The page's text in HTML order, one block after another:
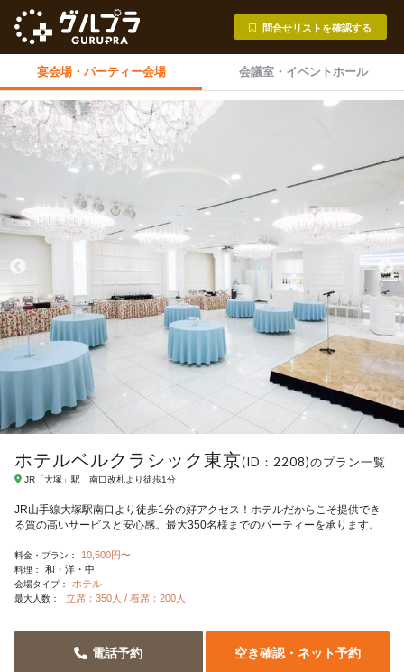
問合せリストを確認する
宴会場・ パーティー会場 会議室・ イベントホール
ホテルベルクラシック東京(ID：2208)のプラン一覧
JR「大塚」駅 南口改札より徒歩1分
JR山手線大塚駅南口より徒歩1分の好アクセス！ホテルだからこそ提供でき
る質の高いサービスと安心感。最大350名様までのパーティーを承ります。
料金・プラン： 10,500円〜
料理： 和・洋・中
会場タイプ： ホテル
最大人数： 立席：350人 / 着席：200人
空き確認・ネット予約
電話予約